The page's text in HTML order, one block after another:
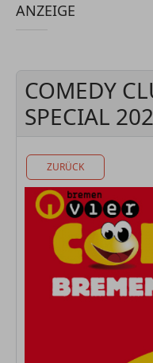
ANZEIGE
COMEDY
SPECIAL
ZURÜCK